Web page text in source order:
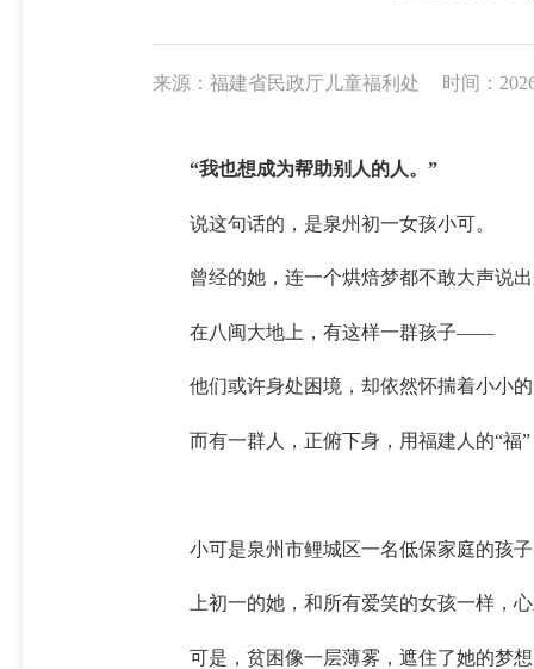
来源：福建省民政厅儿童福利处 时间：
“我也想成为帮助别人的人。”
说这句话的，是泉州初一女孩小可。
曾经的她，连一个烘焙梦都不敢大声说出
在八闽大地上，有这样一群孩子——
他们或许身处困境，却依然怀揣着小小的
而有一群人，正俯下身，用福建人的“福
小可是泉州市鲤城区一名低保家庭的孩子
上初一的她，和所有爱笑的女孩一样，
可是，贫困像一层薄雾，遮住了她的梦想